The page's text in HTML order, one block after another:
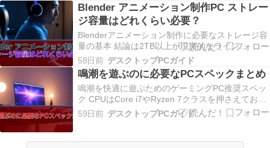
Blender アニメーション制作PC ストレー
ジ容量はどれくらい必要？
Blenderアニメーション制作に必要なストレージ容
量の基本 結論は2TB以上が現実的なライン
Blenderでアニメーション制作を行うなら、最低で
も2TB以上のストレージ容量を確保した方がいい
でしょう。 プロジェクトファイル本体だけでな
く、テクスチャ素材、レンダリング済みフレー…
58日前 デスクトップPCガイド
鳴潮を遊ぶのに必要なPCスペックまとめ
鳴潮を快適に遊ぶためのゲーミングPC推奨スペッ
ク CPUはCore i7やRyzen 7クラスを押さえておき
たい 鳴潮のように作り込みの深いゲームを心置き
なく楽しみたいと思うなら、私はやはり最初から
考えています。 確かにCore i5…
59日前 デスクトップPCガイド